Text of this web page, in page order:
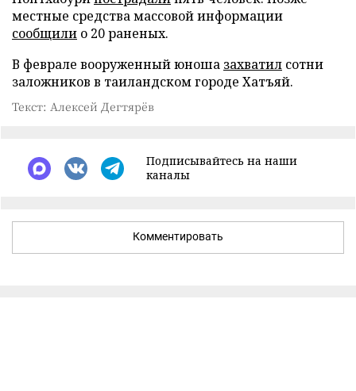
местные средства массовой информации
сообщили о 20 раненых.
В феврале вооруженный юноша захватил сотни
заложников в таиландском городе Хатъяй.
Текст: Алексей Дегтярёв
Подписывайтесь на наши
каналы
Комментировать